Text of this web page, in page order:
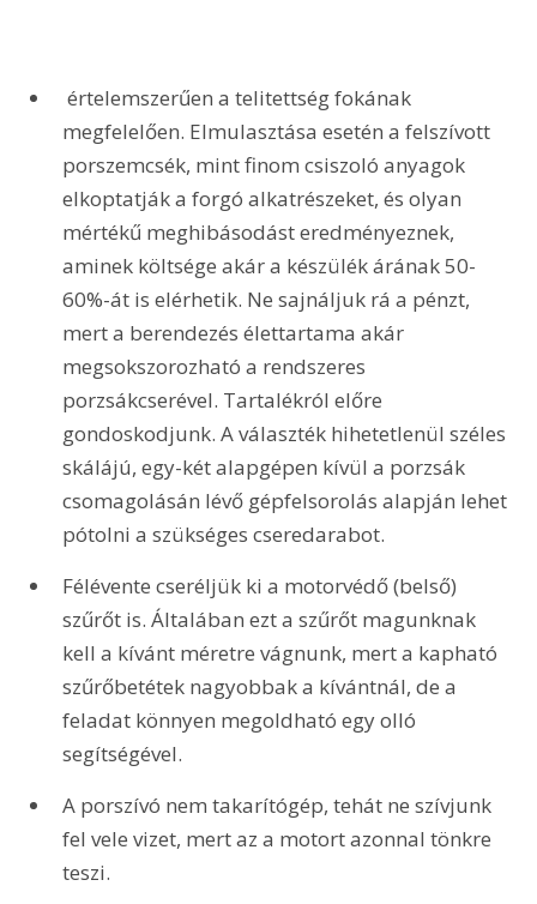
értelemszerűen a telitettség fokának
megfelelően. Elmulasztása esetén a felszívott
porszemcsék, mint finom csiszoló anyagok
elkoptatják a forgó alkatrészeket, és olyan
mértékű meghibásodást eredményeznek,
aminek költsége akár a készülék árának 50-
60%-át is elérhetik. Ne sajnáljuk rá a pénzt,
mert a berendezés élettartama akár
megsokszorozható a rendszeres
porzsákcserével. Tartalékról előre
gondoskodjunk. A választék hihetetlenül széles
skálájú, egy-két alapgépen kívül a porzsák
csomagolásán lévő gépfelsorolás alapján lehet
pótolni a szükséges cseredarabot.
Félévente cseréljük ki a motorvédő (belső)
szűrőt is. Általában ezt a szűrőt magunknak
kell a kívánt méretre vágnunk, mert a kapható
szűrőbetétek nagyobbak a kívántnál, de a
feladat könnyen megoldható egy olló
segítségével.
A porszívó nem takarítógép, tehát ne szívjunk
fel vele vizet, mert az a motort azonnal tönkre
teszi.